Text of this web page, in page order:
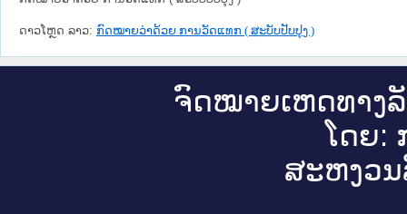
ດາວໂຫຼດ ລາວ: ກົດໝາຍວ່າດ້ວຍ ການວັດແທກ ( ສະບັບປັບປຸງ )
ຈົດ​ໝາຍ​ເຫດ​ທາງ​
ໂດຍ:
ສະ​ຫງວນ​